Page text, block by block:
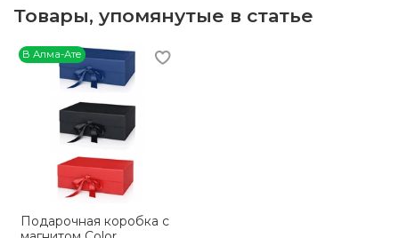
Товары, упомянутые в статье
В Алма-Ате
Подарочная коробка с